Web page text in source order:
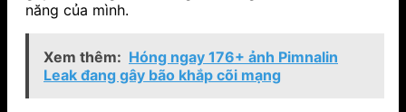
năng của mình.
Xem thêm: Hóng ngay 176+ ảnh Pimnalin
Leak đang gây bão khắp cõi mạng